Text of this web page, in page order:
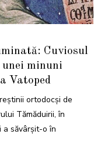
Cuviosul
minuni
Vatoped
ortodocși de
Tămăduirii, în
a săvârșit-o în